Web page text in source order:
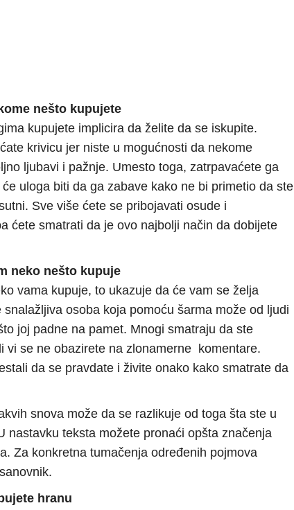
nešto kupujete
kupujete implicira da želite da se iskupite.
krivicu jer niste u mogućnosti da nekome
ljubavi i pažnje. Umesto toga, zatrpavaćete ga
uloga biti da ga zabave kako ne bi primetio da ste
Sve više ćete se pribojavati osude i
ćete smatrati da je ovo najbolji način da dobijete
neko nešto kupuje
vama kupuje, to ukazuje da će vam se želja
snalažljiva osoba koja pomoću šarma može od ljudi
joj padne na pamet. Mnogi smatraju da ste
vi se ne obazirete na zlonamerne komentare.
da se pravdate i živite onako kako smatrate da
snova može da se razlikuje od toga šta ste u
nastavku teksta možete pronaći opšta značenja
Za konkretna tumačenja određenih pojmova
hranu